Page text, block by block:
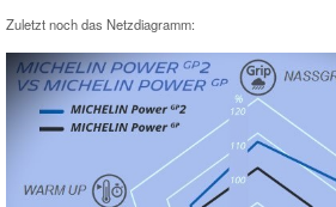
Zuletzt noch das Netzdiagramm: